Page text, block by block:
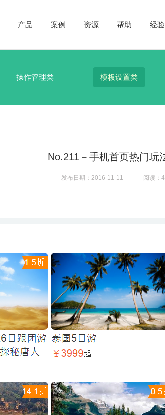
产品 案例 资源 帮助 经
操作管理类 模板设置类
No.211－手机首页热门玩
发布日期：2016-11-11 阅读：